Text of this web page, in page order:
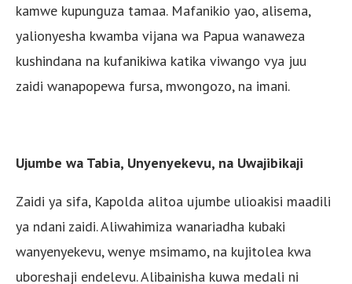
kamwe kupunguza tamaa. Mafanikio yao, alisema,
yalionyesha kwamba vijana wa Papua wanaweza
kushindana na kufanikiwa katika viwango vya juu
zaidi wanapopewa fursa, mwongozo, na imani.
Ujumbe wa Tabia, Unyenyekevu, na Uwajibikaji
Zaidi ya sifa, Kapolda alitoa ujumbe ulioakisi maadili
ya ndani zaidi. Aliwahimiza wanariadha kubaki
wanyenyekevu, wenye msimamo, na kujitolea kwa
uboreshaji endelevu. Alibainisha kuwa medali ni